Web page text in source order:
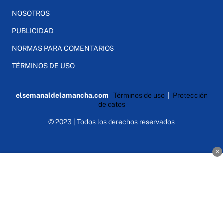
NOSOTROS
PUBLICIDAD
NORMAS PARA COMENTARIOS
TÉRMINOS DE USO
elsemanaldelamancha.com Términos de uso| Protección
de datos
© 2023 | Todos los derechos reservados
×